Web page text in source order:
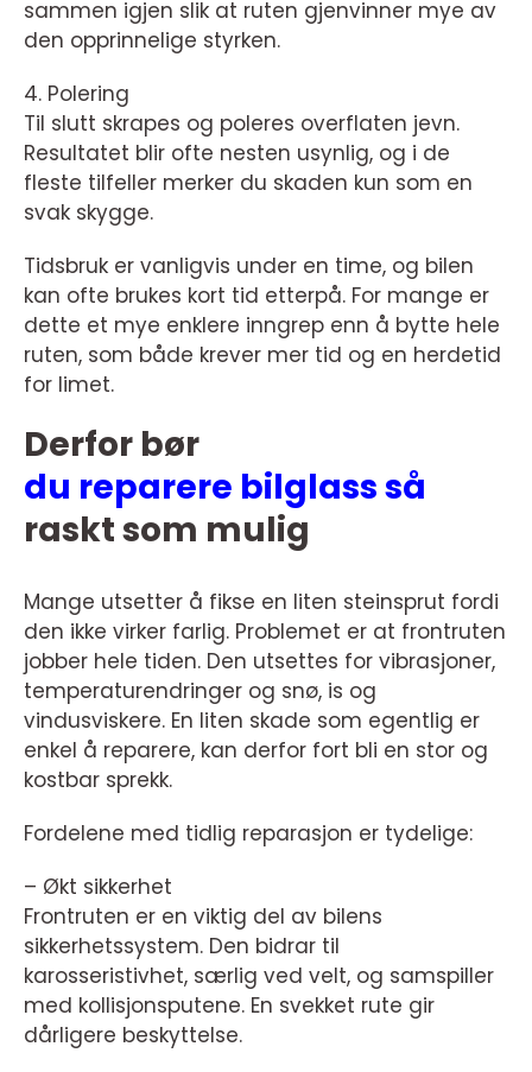
sammen igjen slik at ruten gjenvinner mye av
den opprinnelige styrken.
4. Polering
Til slutt skrapes og poleres overflaten jevn.
Resultatet blir ofte nesten usynlig, og i de
fleste tilfeller merker du skaden kun som en
svak skygge.
Tidsbruk er vanligvis under en time, og bilen
kan ofte brukes kort tid etterpå. For mange er
dette et mye enklere inngrep enn å bytte hele
ruten, som både krever mer tid og en herdetid
for limet.
Derfor bør
du reparere bilglass så
raskt som mulig
Mange utsetter å fikse en liten steinsprut fordi
den ikke virker farlig. Problemet er at frontruten
jobber hele tiden. Den utsettes for vibrasjoner,
temperaturendringer og snø, is og
vindusviskere. En liten skade som egentlig er
enkel å reparere, kan derfor fort bli en stor og
kostbar sprekk.
Fordelene med tidlig reparasjon er tydelige:
– Økt sikkerhet
Frontruten er en viktig del av bilens
sikkerhetssystem. Den bidrar til
karosseristivhet, særlig ved velt, og samspiller
med kollisjonsputene. En svekket rute gir
dårligere beskyttelse.